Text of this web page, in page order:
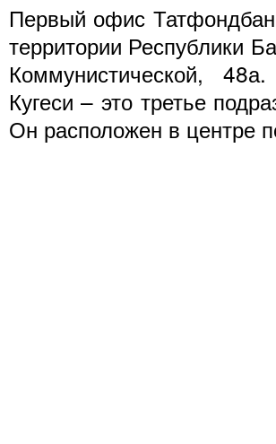
Первый офис
территории Республики
Коммунистической,
Кугеси – это третье
Он расположен в центре